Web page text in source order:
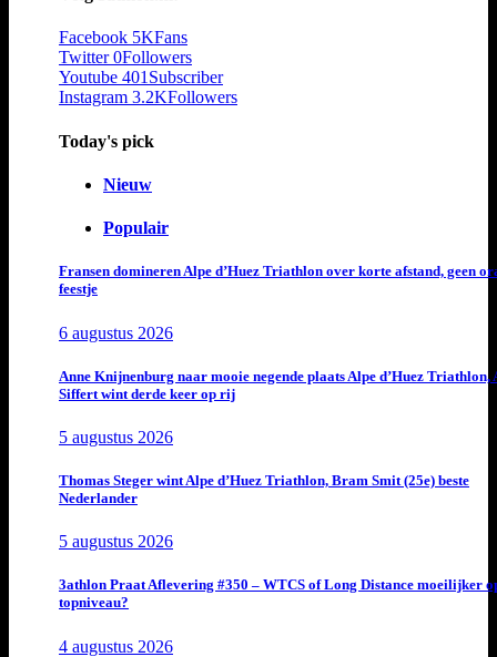
Facebook 5KFans
Twitter 0Followers
Youtube 401Subscriber
Instagram 3.2KFollowers
Today's pick
Nieuw
Populair
Fransen domineren Alpe d’Huez Triathlon over korte afstand, geen
feestje
6 augustus 2026
Anne Knijnenburg naar mooie negende plaats Alpe d’Huez Triathlon,
Siffert wint derde keer op rij
5 augustus 2026
Thomas Steger wint Alpe d’Huez Triathlon, Bram Smit (25e) beste
Nederlander
5 augustus 2026
3athlon Praat Aflevering #350 – WTCS of Long Distance moeilijker
topniveau?
4 augustus 2026